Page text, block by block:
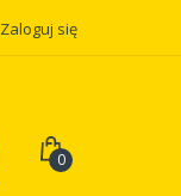
Zaloguj się
0